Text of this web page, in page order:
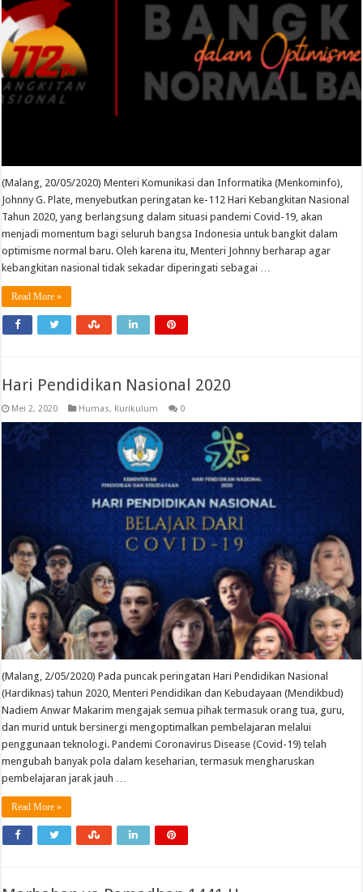
(Malang, 20/05/2020) Menteri Komunikasi dan Informatika (Menkominfo),
Johnny G. Plate, menyebutkan peringatan ke-112 Hari Kebangkitan Nasional
Tahun 2020, yang berlangsung dalam situasi pandemi Covid-19, akan
menjadi momentum bagi seluruh bangsa Indonesia untuk bangkit dalam
optimisme normal baru. Oleh karena itu, Menteri Johnny berharap agar
kebangkitan nasional tidak sekadar diperingati sebagai …
Read More »
Hari Pendidikan Nasional 2020
Mei 2, 2020 Humas, Kurikulum 0
(Malang, 2/05/2020) Pada puncak peringatan Hari Pendidikan Nasional
(Hardiknas) tahun 2020, Menteri Pendidikan dan Kebudayaan (Mendikbud)
Nadiem Anwar Makarim mengajak semua pihak termasuk orang tua, guru,
dan murid untuk bersinergi mengoptimalkan pembelajaran melalui
penggunaan teknologi. Pandemi Coronavirus Disease (Covid-19) telah
mengubah banyak pola dalam keseharian, termasuk mengharuskan
pembelajaran jarak jauh …
Read More »